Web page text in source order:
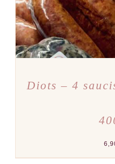
Diots – 4